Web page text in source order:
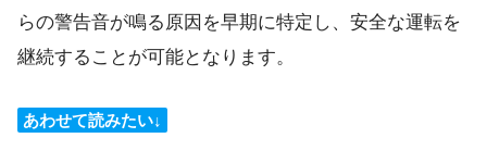
らの警告音が鳴る原因を早期に特定し、安全な運転を
継続することが可能となります。
あわせて読みたい↓